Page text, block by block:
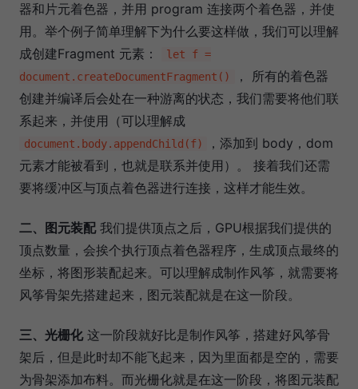
器和片元着色器，并用 program 连接两个着色器，并使
用。举个例子简单理解下为什么要这样做，我们可以理解
成创建Fragment 元素：
let f =
document.createDocumentFragment()
， 所有的着色器
创建并编译后会处在一种游离的状态，我们需要将他们联
系起来，并使用（可以理解成
document.body.appendChild(f)
，添加到 body，dom
元素才能被看到，也就是联系并使用）。 接着我们还需
要将缓冲区与顶点着色器进行连接，这样才能生效。
二、图元装配我们提供顶点之后，GPU根据我们提供的
顶点数量，会挨个执行顶点着色器程序，生成顶点最终的
坐标，将图形装配起来。可以理解成制作风筝，就需要将
风筝骨架先搭建起来，图元装配就是在这一阶段。
三、光栅化这一阶段就好比是制作风筝，搭建好风筝骨
架后，但是此时却不能飞起来，因为里面都是空的，需要
为骨架添加布料。而光栅化就是在这一阶段，将图元装配